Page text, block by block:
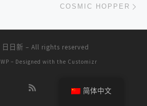
COSMIC HOPPER
日日新 – All rights reserved
WP – Designed with the Customizr
简体中文